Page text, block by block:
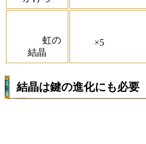
虹の
結晶
×5
結晶は鍵の進化にも必要